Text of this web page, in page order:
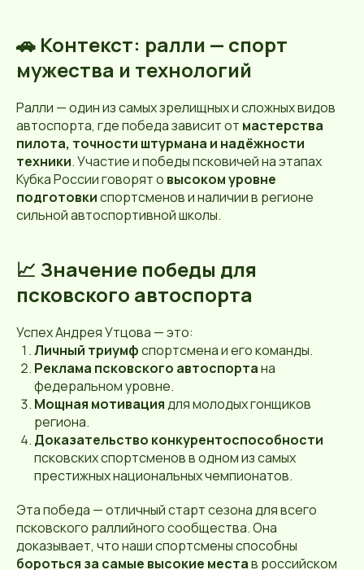
🚗 Контекст: ралли — спорт
мужества и технологий
Ралли — один из самых зрелищных и сложных видов
автоспорта, где победа зависит от мастерства
пилота, точности штурмана и надёжности
техники. Участие и победы псковичей на этапах
Кубка России говорят о высоком уровне
подготовкиспортсменов и наличии в регионе
сильной автоспортивной школы.
📈 Значение победы для
псковского автоспорта
Успех Андрея Утцова — это:
Личный триумфспортсмена и его команды.
Реклама псковского автоспортана
федеральном уровне.
Мощная мотивациядля молодых гонщиков
региона.
Доказательство конкурентоспособности
псковских спортсменов в одном из самых
престижных национальных чемпионатов.
Эта победа — отличный старт сезона для всего
псковского раллийного сообщества. Она
доказывает, что наши спортсмены способны
бороться за самые высокие местав российском